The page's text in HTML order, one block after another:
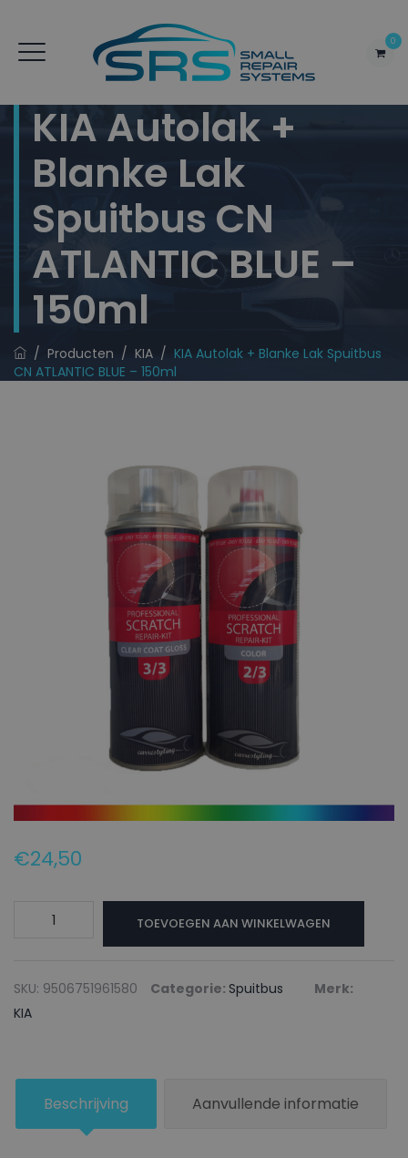
0
KIA Autolak +
Blanke Lak
Spuitbus CN
ATLANTIC BLUE –
150ml
/ Producten / KIA / KIA Autolak + Blanke Lak Spuitbus
CN ATLANTIC BLUE – 150ml
€24,50
Blanke
lak
ATLANTIC
-
TOEVOEGEN AAN WINKELWAGEN
SKU: 9506751961580 Categorie: Spuitbus
Merk:
KIA
Beschrijving Aanvullende informatie